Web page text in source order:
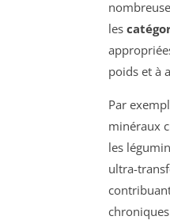
les
poids et à
Par
minéraux
les
ultra-